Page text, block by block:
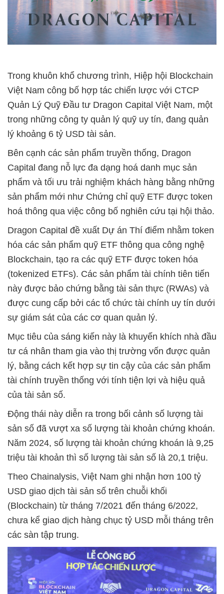
Trong khuôn khổ chương trình, Hiệp hội Blockchain
Việt Nam công bố hợp tác chiến lược với CTCP
Quản Lý Quỹ Đầu tư Dragon Capital Việt Nam, một
trong những công ty quản lý quỹ uy tín, đang quản
lý khoảng 6 tỷ USD tài sản.
Bên cạnh các sản phẩm truyền thống, Dragon
Capital đang nỗ lực đa dạng hoá danh mục sản
phẩm và tối ưu trải nghiệm khách hàng bằng những
sản phẩm mới như Chứng chỉ quỹ ETF được token
hoá thông qua việc công bố nghiên cứu tại hội thảo.
Dragon Capital đề xuất Dự án Thí điểm nhằm token
hóa các sản phẩm quỹ ETF thông qua công nghệ
Blockchain, tạo ra các quỹ ETF được token hóa
(tokenized ETFs). Các sản phẩm tài chính tiên tiến
này được bảo chứng bằng tài sản thực (RWAs) và
được cung cấp bởi các tổ chức tài chính uy tín dưới
sự giám sát của các cơ quan quản lý.
Mục tiêu của sáng kiến này là khuyến khích nhà đầu
tư cá nhân tham gia vào thị trường vốn được quản
lý, bằng cách kết hợp sự tin cậy của các sản phẩm
tài chính truyền thống với tính tiện lợi và hiệu quả
của tài sản số.
Động thái này diễn ra trong bối cảnh số lượng tài
sản số đã vượt xa số lượng tài khoản chứng khoán.
Năm 2024, số lượng tài khoản chứng khoán là 9,25
triệu tài khoản thì số lượng tài sản số là 20,1 triệu.
Theo Chainalysis, Việt Nam ghi nhận hơn 100 tỷ
USD giao dịch tài sản số trên chuỗi khối
(Blockchain) từ tháng 7/2021 đến tháng 6/2022,
chưa kể giao dịch hàng chục tỷ USD mỗi tháng trên
các sàn tập trung.